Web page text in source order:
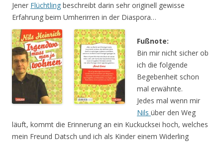
Jener Flüchtling beschreibt darin sehr originell gewisse
Erfahrung beim Umherirren in der Diaspora…
Fußnote:
Bin mir nicht sicher ob
ich die folgende
Begebenheit schon
mal erwähnte.
Jedes mal wenn mir
Nils über den Weg
läuft, kommt die Erinnerung an ein Kuckucksei hoch, welches
mein Freund Datsch und ich als Kinder einem Widerling